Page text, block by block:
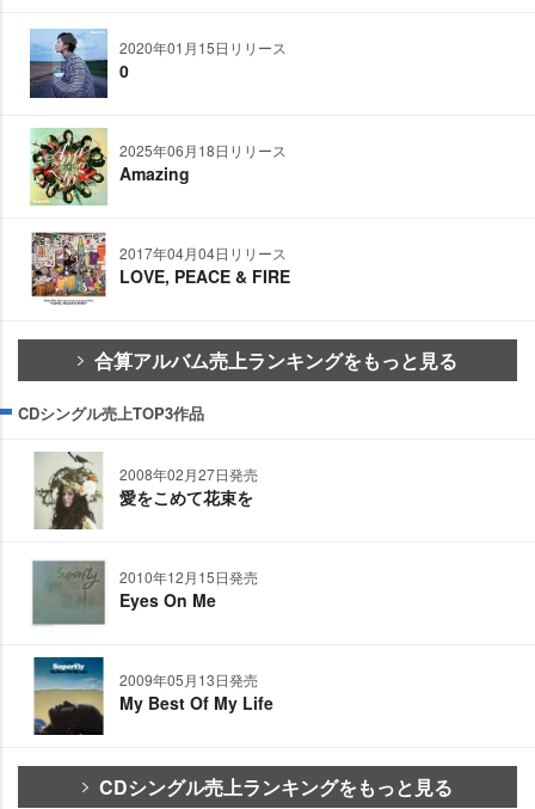
2020年01月15日リリース
0
2025年06月18日リリース
Amazing
2017年04月04日リリース
LOVE, PEACE & FIRE
合算アルバム売上ランキングをもっと見る
CDシングル売上TOP3作品
2008年02月27日発売
愛をこめて花束を
2010年12月15日発売
Eyes On Me
2009年05月13日発売
My Best Of My Life
CDシングル売上ランキングをもっと見る